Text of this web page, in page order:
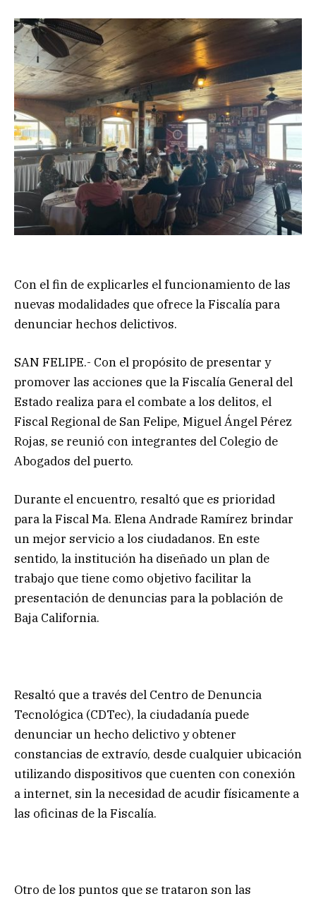
Con el fin de explicarles el funcionamiento de las
nuevas modalidades que ofrece la Fiscalía para
denunciar hechos delictivos.
SAN FELIPE.- Con el propósito de presentar y
promover las acciones que la Fiscalía General del
Estado realiza para el combate a los delitos, el
Fiscal Regional de San Felipe, Miguel Ángel Pérez
Rojas, se reunió con integrantes del Colegio de
Abogados del puerto.
Durante el encuentro, resaltó que es prioridad
para la Fiscal Ma. Elena Andrade Ramírez brindar
un mejor servicio a los ciudadanos. En este
sentido, la institución ha diseñado un plan de
trabajo que tiene como objetivo facilitar la
presentación de denuncias para la población de
Baja California.
Resaltó que a través del Centro de Denuncia
Tecnológica (CDTec), la ciudadanía puede
denunciar un hecho delictivo y obtener
constancias de extravío, desde cualquier ubicación
utilizando dispositivos que cuenten con conexión
a internet, sin la necesidad de acudir físicamente a
las oficinas de la Fiscalía.
Otro de los puntos que se trataron son las